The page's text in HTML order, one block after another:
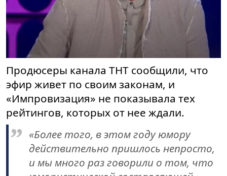
Продюсеры канала ТНТ сообщили, что
эфир живет по своим законам, и
«Импровизация» не показывала тех
рейтингов, которых от нее ждали.
«Более того, в этом году юмору
действительно пришлось непросто,
и мы много раз говорили о том, что